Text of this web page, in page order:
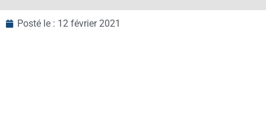
Posté le : 12 février 2021